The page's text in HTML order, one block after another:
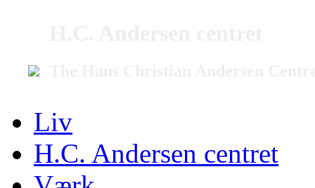
Liv
H.C. Andersen centret